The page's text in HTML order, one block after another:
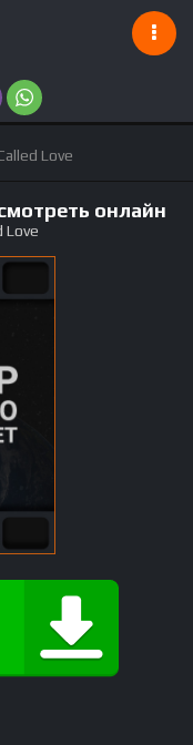
Love
онлайн
Love